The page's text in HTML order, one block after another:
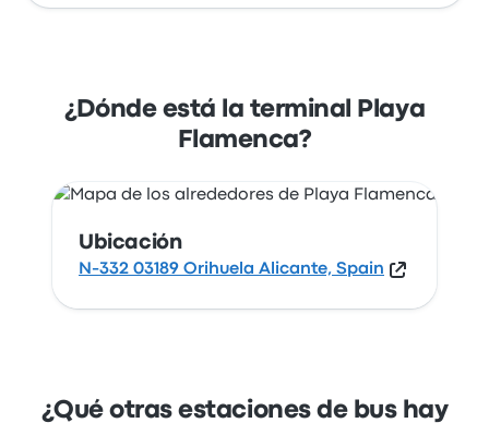
ubicación de esta parada de autobús en
Orihuela en un mapa.
¿Dónde está la terminal Playa
Flamenca?
Ubicación
N-332 03189 Orihuela Alicante, Spain
¿Qué otras estaciones de bus hay